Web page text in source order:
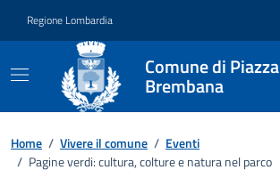
Regione Lombardia
Comune di Piazza
Brembana
Home / Vivere il comune / Eventi
/ Pagine verdi: cultura, colture e natura nel parco